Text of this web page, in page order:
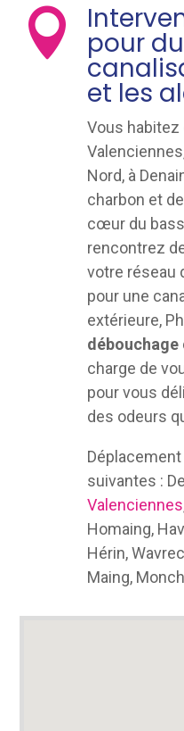
 pour
et les
Vous habitez
Nord, à
charbon et
cœur du
rencontrez
votre réseau
pour une
extérieure,
débouchage
charge de
pour vous
des odeurs
suivantes :
Valenciennes
Homaing,
Hérin,
Maing,